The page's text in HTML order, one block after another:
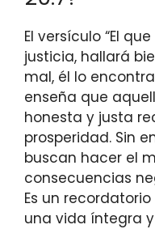
El versículo “El
justicia, hallará
mal, él lo
enseña que
honesta y justa
prosperidad. Sin
buscan hacer el
consecuencias
Es un
una vida íntegra